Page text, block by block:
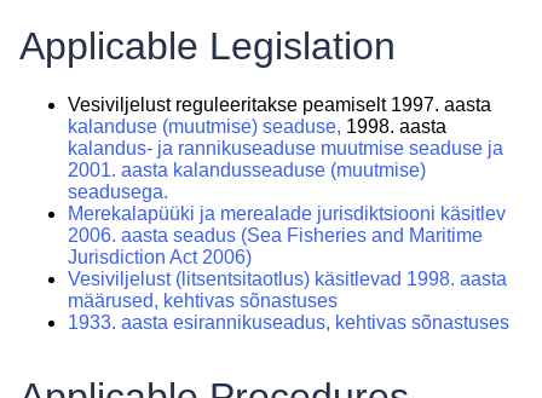
Applicable Legislation
Vesiviljelust reguleeritakse peamiselt 1997. aasta
kalanduse (muutmise) seaduse, 1998. aasta
kalandus- ja rannikuseaduse muutmise seaduse ja
2001. aasta kalandusseaduse (muutmise)
seadusega.
Merekalapüüki ja merealade jurisdiktsiooni käsitlev
2006. aasta seadus (Sea Fisheries and Maritime
Jurisdiction Act 2006)
Vesiviljelust (litsentsitaotlus) käsitlevad 1998. aasta
määrused, kehtivas sõnastuses
1933. aasta esirannikuseadus, kehtivas sõnastuses